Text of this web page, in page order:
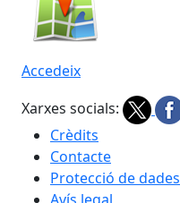
Accedeix
Xarxes socials:
Crèdits
Contacte
Protecció de dades